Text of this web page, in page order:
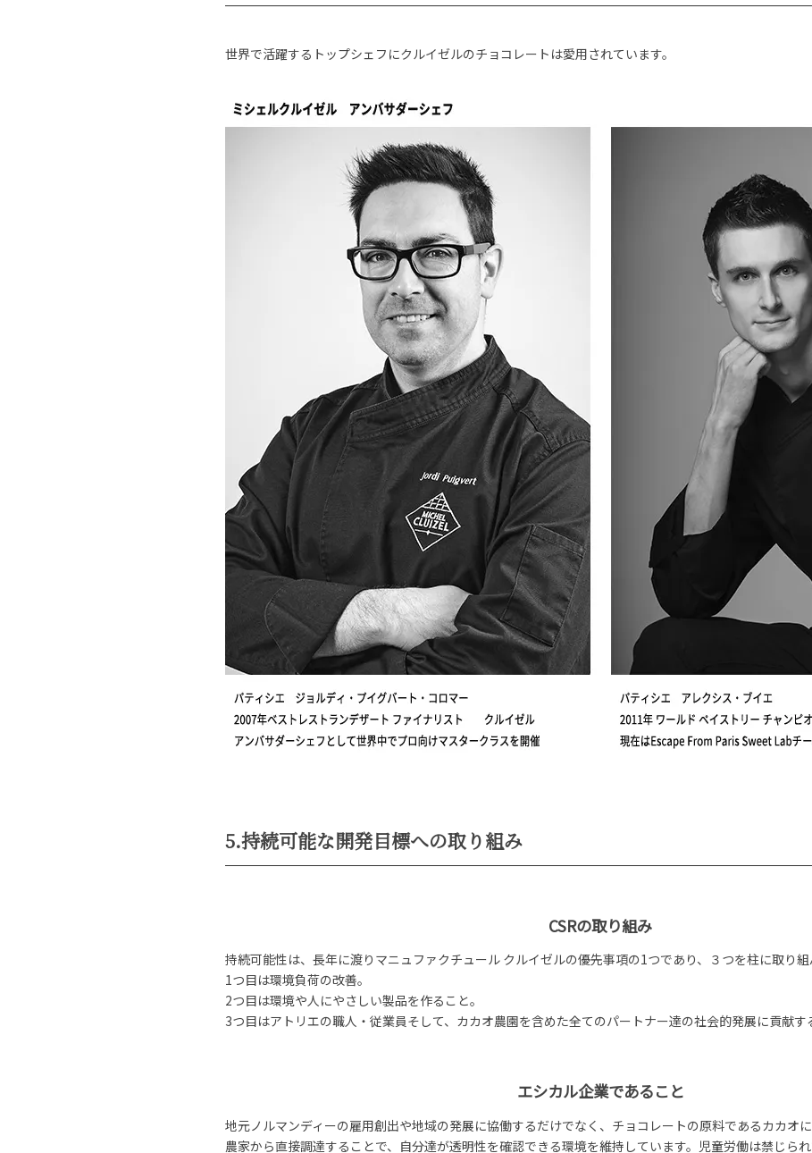
世界で活躍するトップシェフにクルイゼルのチョコレートは愛用されています。
5.持続可能な開発目標への取り組み
CSRの取り組み
持続可能性は、長年に渡りマニュファクチュール クルイゼルの優先事項の1つであり、３つを柱に取り組
1つ目は環境負荷の改善。
2つ目は環境や人にやさしい製品を作ること。
3つ目はアトリエの職人・従業員そして、カカオ農園を含めた全てのパートナー達の社会的発展に貢献す
エシカル企業であること
地元ノルマンディーの雇用創出や地域の発展に協働するだけでなく、チョコレートの原料であるカカオ
農家から直接調達することで、自分達が透明性を確認できる環境を維持しています。児童労働は禁じら